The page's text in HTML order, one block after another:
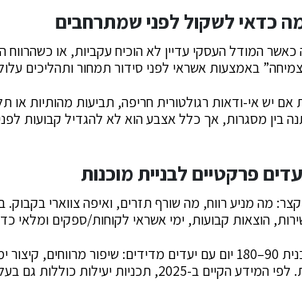
כדאי לשקול לפני שמתרחבים
המודל העסקי עדיין לא הוכיח עקביות, או כשהרווח
באמצעות אשראי לפני סידור תמחור ותהליכים
אם יש אי-ודאות רגולטורית חריפה, תביעות מהותיות או
בין מסגרות, אך כלל אצבע הוא לא להגדיל קבועות
פרקטיים לבניית מוכנות
מה מניע רווח, מה שורף תזרים, ואיפה צווארי
הוצאות קבועות, ימי אשראי לקוחות/ספקים ומלאי
הצעד השני הוא בניית תכנית 90–180 יום עם יעדים מדידים: שיפור
הוספת יכולת ייצור/שירות. לפי המידע הקיים ב-2025,